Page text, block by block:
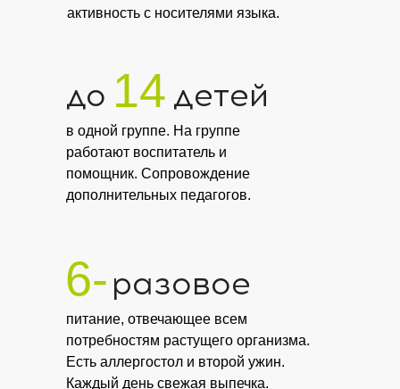
14 детей
в одной группе. На группе
работают воспитатель и
помощник. Сопровождение
дополнительных педагогов.
до
активность с носителями языка.
6- разовое
питание, отвечающее всем
потребностям растущего организма.
Есть аллергостол и второй ужин.
Каждый день свежая выпечка.